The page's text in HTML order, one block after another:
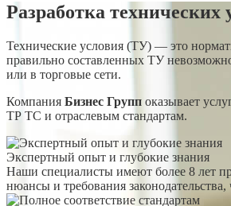
Разработка
Технические условия (ТУ) — это
правильно составленных ТУ
или в торговые сети.
Компания Бизнес Групп оказывает
ТР ТС и отраслевым стандартам.
Экспертный опыт и глубокие знания
Наши специалисты имеют более 8 лет
нюансы и требования